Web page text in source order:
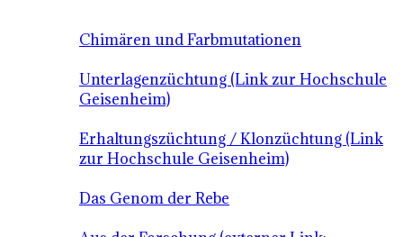
Chimären und Farbmutationen
Unterlagenzüchtung (Link zur Hochschule
Geisenheim)
Erhaltungszüchtung / Klonzüchtung (Link
zur Hochschule Geisenheim)
Das Genom der Rebe